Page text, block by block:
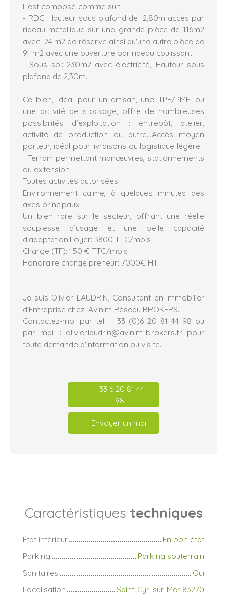
Il est composé comme suit:
- RDC: Hauteur sous plafond de 2,80m accès par
rideau métallique sur une grande pièce de 116m2
avec 24 m2 de réserve ainsi qu'une autre pièce de
91 m2 avec une ouverture par rideau coulissant.
- Sous sol: 230m2 avec électricité, Hauteur sous
plafond de 2,30m.
Ce bien, idéal pour un artisan, une TPE/PME, ou
une activité de stockage, offre de nombreuses
possibilités d’exploitation : entrepôt, atelier,
activité de production ou autre…Accès moyen
porteur, idéal pour livraisons ou logistique légère
Terrain permettant manœuvres, stationnements
ou extension
Toutes activités autorisées.
Environnement calme, à quelques minutes des
axes principaux
Un bien rare sur le secteur, offrant une réelle
souplesse d’usage et une belle capacité
d’adaptation.Loyer: 3800 TTC/mois
Charge (TF): 150 € TTC/mois
Honoraire charge preneur: 7000€ HT
Je suis Olivier LAUDRIN, Consultant en Immobilier
d'Entreprise chez Avinim Réseau BROKERS.
Contactez-moi par tel : +33 (0)6 20 81 44 98‬ ou
par mail : olivier.laudrin@avinim-brokers.fr pour
toute demande d'information ou visite.
+33 6 20 81 44
98
Envoyer un mail
Caractéristiques techniques
État intérieur
En bon état
Parking
Parking souterrain
Sanitaires
Oui
Localisation
Saint-Cyr-sur-Mer 83270